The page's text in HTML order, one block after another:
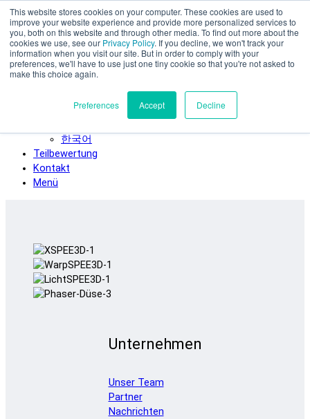
This website stores cookies on your computer. These cookies are used to
improve your website experience and provide more personalized services to
you, both on this website and through other media. To find out more about the
cookies we use, see our Privacy Policy. If you decline, we won't track your
information when you visit our site. But in order to comply with your
preferences, we'll have to use just one tiny cookie so that you're not asked to
make this choice again.
Preferences Accept Decline
Zum Hauptinhalt springen
SPEE3D
Deutsch
English
Español
Italiano
한국어
Teilbewertung
Kontakt
Menü
Unternehmen
Unser Team
Partner
Nachrichten